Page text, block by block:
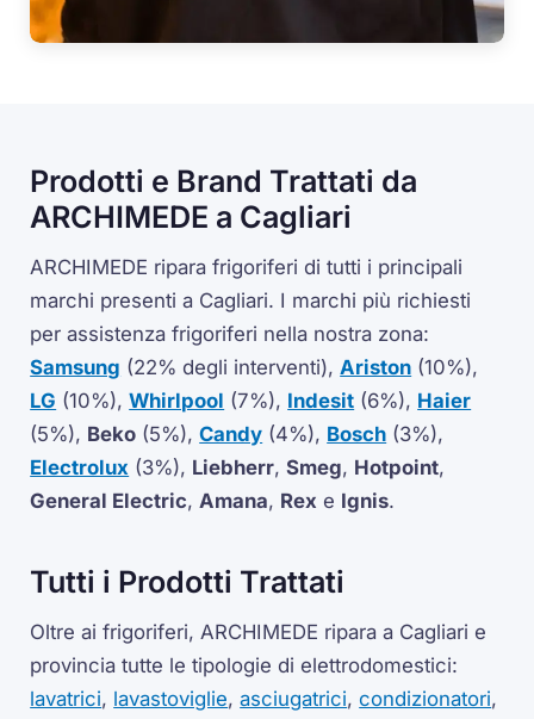
Prodotti e Brand Trattati da
ARCHIMEDE a Cagliari
ARCHIMEDE ripara frigoriferi di tutti i principali
marchi presenti a Cagliari. I marchi più richiesti
per assistenza frigoriferi nella nostra zona:
Samsung (22% degli interventi), Ariston (10%),
LG (10%),Whirlpool (7%), Indesit (6%), Haier
(5%), Beko (5%),Candy (4%), Bosch (3%),
Electrolux (3%), Liebherr,Smeg, Hotpoint,
General Electric, Amana, Rex e Ignis.
Tutti i Prodotti Trattati
Oltre ai frigoriferi, ARCHIMEDE ripara a Cagliari e
provincia tutte le tipologie di elettrodomestici:
lavatrici, lavastoviglie,asciugatrici,condizionatori,